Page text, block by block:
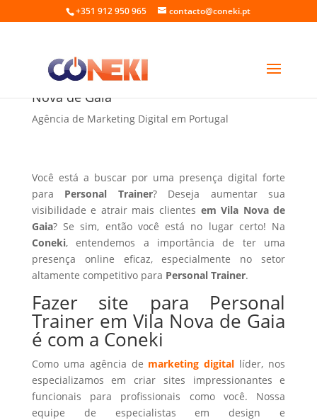
+351 912 950 965 contacto@coneki.pt
Fazer site para Personal Trainer em Vila
Nova de Gaia
Agência de Marketing Digital em Portugal
Você está a buscar por uma presença digital forte
para Personal Trainer? Deseja aumentar sua
visibilidade e atrair mais clientes em Vila Nova de
Gaia? Se sim, então você está no lugar certo! Na
Coneki, entendemos a importância de ter uma
presença online eficaz, especialmente no setor
altamente competitivo para Personal Trainer.
Fazer site para Personal
Trainer em Vila Nova de Gaia
é com a Coneki
Como uma agência de marketing digital líder, nos
especializamos em criar sites impressionantes e
funcionais para profissionais como você. Nossa
equipe de especialistas em design e